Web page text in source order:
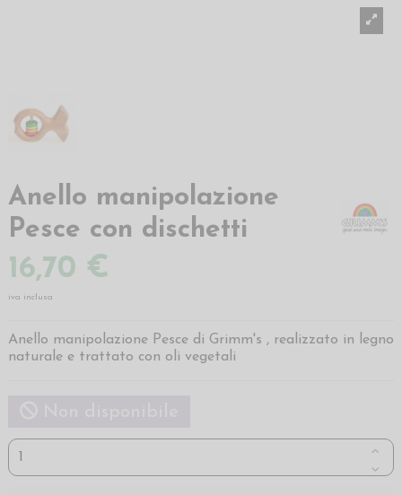
Anello manipolazione
Pesce con dischetti
16,70 €
iva inclusa
Anello manipolazione Pesce di Grimm's , realizzato in legno
naturale e trattato con oli vegetali